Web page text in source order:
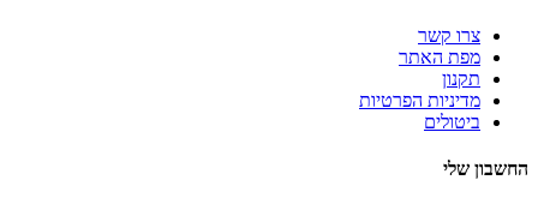
צרו קשר
מפת האתר
תקנון
מדיניות הפרטיות
ביטולים
החשבון שלי